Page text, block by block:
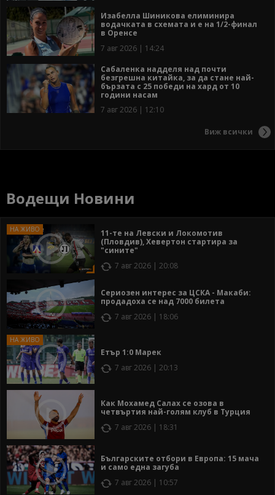
Изабелла Шиникова елиминира
водачката в схемата и е на 1/2-финал
в Оренсе
7 авг 2026 | 14:24
Сабаленка надделя над почти
безгрешна китайка, за да стане най-
бързата с 25 победи на хард от 10
години насам
7 авг 2026 | 12:10
Виж всички
Водещи Новини
11-те на Левски и Локомотив
(Пловдив), Хевертон стартира за
"сините"
7 авг 2026 | 20:08
Сериозен интерес за ЦСКА - Макаби:
продадоха се над 7000 билета
7 авг 2026 | 18:06
Етър 1:0 Марек
7 авг 2026 | 20:13
Как Мохамед Салах се озова в
четвъртия най-голям клуб в Турция
7 авг 2026 | 18:31
Българските отбори в Европа: 15 мача
и само една загуба
7 авг 2026 | 10:57